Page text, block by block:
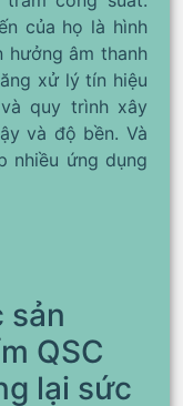
của họ là hình
hưởng âm thanh
xử lý tín hiệu
quy trình xây
và độ bền. Và
nhiều ứng dụng
sản
QSC
lại sức